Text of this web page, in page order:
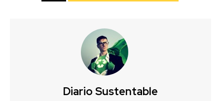
Diario Sustentable